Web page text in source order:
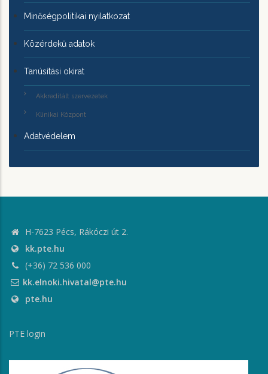
Minőségpolitikai nyilatkozat
Közérdekű adatok
Tanúsítási okirat
Akkreditált szervezetek
Klinikai Központ
Adatvédelem
H-7623 Pécs, Rákóczi út 2.
kk.pte.hu
(+36) 72 536 000
kk.elnoki.hivatal@pte.hu
pte.hu
PTE login